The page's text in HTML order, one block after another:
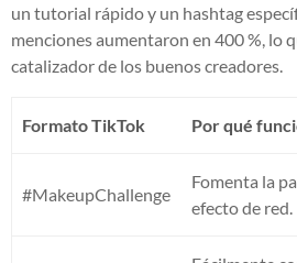
un tutorial rápido y un hashtag
menciones aumentaron en 400 %, lo
catalizador de los buenos creadores.
Formato TikTok Por qué
#MakeupChallenge
Fomenta la
efecto de red.